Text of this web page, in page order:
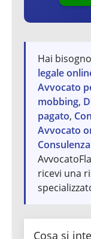
Hai
legale
Avvocato
mobbing,
pagato,
Avvocato
ricevi una
Cosa si